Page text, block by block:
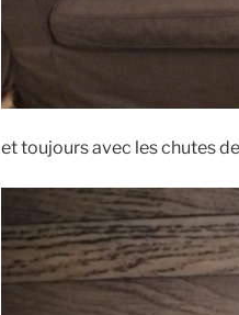
et toujours avec les chutes